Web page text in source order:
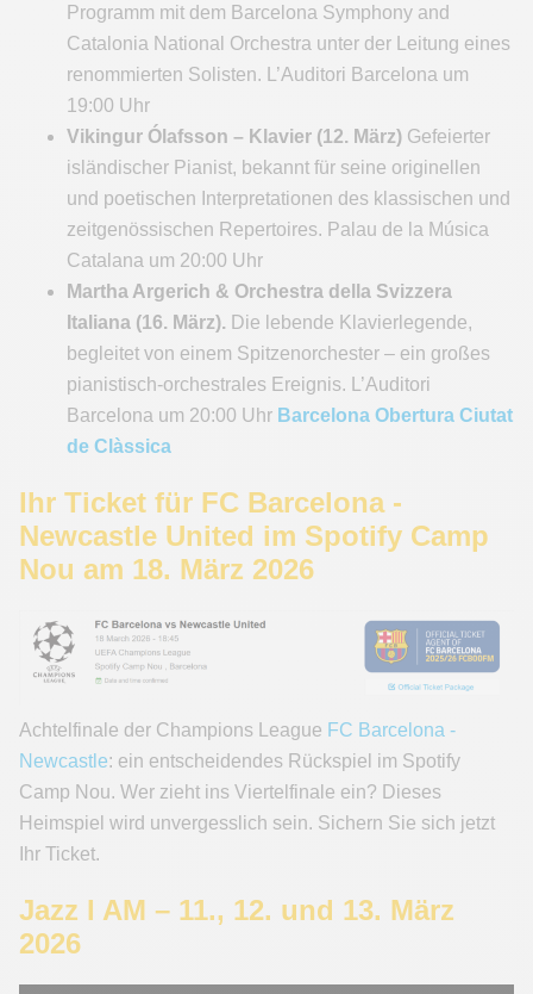
Programm mit dem Barcelona Symphony and
Catalonia National Orchestra unter der Leitung eines
renommierten Solisten. L’Auditori Barcelona um
19:00 Uhr
Vikingur Ólafsson – Klavier (12. März) Gefeierter
isländischer Pianist, bekannt für seine originellen
und poetischen Interpretationen des klassischen und
zeitgenössischen Repertoires. Palau de la Música
Catalana um 20:00 Uhr
Martha Argerich & Orchestra della Svizzera
Italiana (16. März). Die lebende Klavierlegende,
begleitet von einem Spitzenorchester – ein großes
pianistisch-orchestrales Ereignis. L’Auditori
Barcelona um 20:00 Uhr Barcelona Obertura Ciutat
de Clàssica
Ihr Ticket für FC Barcelona -
Newcastle United im Spotify Camp
Nou am 18. März 2026
Achtelfinale der Champions League FC Barcelona -
Newcastle: ein entscheidendes Rückspiel im Spotify
Camp Nou. Wer zieht ins Viertelfinale ein? Dieses
Heimspiel wird unvergesslich sein. Sichern Sie sich jetzt
Ihr Ticket.
Jazz I AM – 11., 12. und 13. März
2026